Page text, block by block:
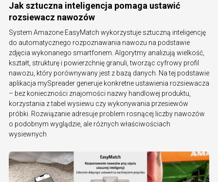
Jak sztuczna inteligencja pomaga ustawić
rozsiewacz nawozów
System Amazone EasyMatch wykorzystuje sztuczną inteligencję
do automatycznego rozpoznawania nawozu na podstawie
zdjęcia wykonanego smartfonem. Algorytmy analizują wielkość,
kształt, strukturę i powierzchnię granuli, tworząc cyfrowy profil
nawozu, który porównywany jest z bazą danych. Na tej podstawie
aplikacja mySpreader generuje konkretne ustawienia rozsiewacza
– bez konieczności znajomości nazwy handlowej produktu,
korzystania z tabel wysiewu czy wykonywania przesiewów
próbki. Rozwiązanie adresuje problem rosnącej liczby nawozów
o podobnym wyglądzie, ale różnych właściwościach
wysiewnych